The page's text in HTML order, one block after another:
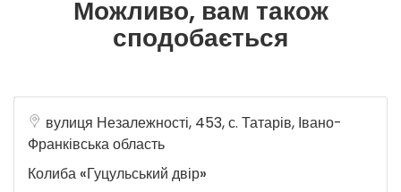
Можливо, вам також
сподобається
вулиця Незалежності, 453, с. Татарів, Івано-
Франківська область
Колиба «Гуцульський двір»